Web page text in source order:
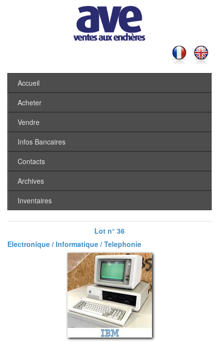
Accueil
Acheter
Vendre
Infos Bancaires
Contacts
Archives
Inventaires
Lot n° 36
Electronique / Informatique / Telephonie